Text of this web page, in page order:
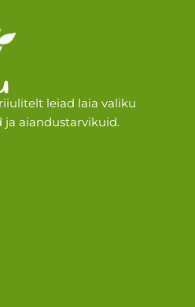
leiad laia valiku
ja aiandustarvikuid.